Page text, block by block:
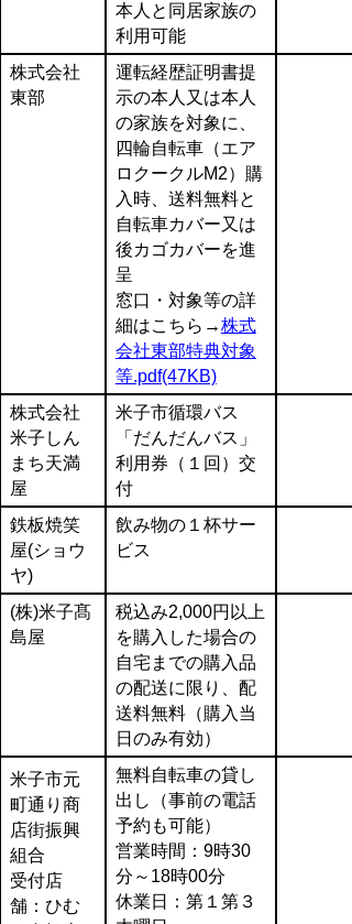
本人と同居家族の
利用可能
株式会社
東部
運転経歴証明書提
示の本人又は本人
の家族を対象に、
四輪自転車（エア
ロクークルM2）購
入時、送料無料と
自転車カバー又は
後カゴカバーを進
呈
窓口・対象等の詳
細はこちら→株式
会社東部特典対象
等.pdf(47KB)
株式会社
米子しん
まち天満
屋
米子市循環バス
「だんだんバス」
利用券（１回）交
付
鉄板焼笑
屋(ショウ
ヤ)
飲み物の１杯サー
ビス
(株)米子髙
島屋
税込み2,000円以上
を購入した場合の
自宅までの購入品
の配送に限り、配
送料無料（購入当
日のみ有効）
米子市元
町通り商
店街振興
組合
受付店
舗：ひむ
無料自転車の貸し
出し（事前の電話
予約も可能）
営業時間：9時30
分～18時00分
休業日：第１第３